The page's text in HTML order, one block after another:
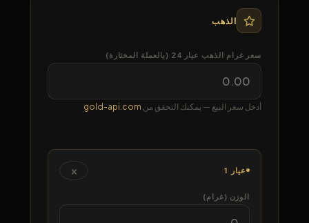
الذهب
سعر غرام الذهب عيار 24 (بالعملة المختارة)
أدخل سعر البيع — يمكنك التحقق من gold-api.com
عيار 1 ×
الوزن (غرام)